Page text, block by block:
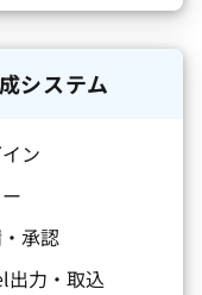
システム
ン
承認
出力・取込